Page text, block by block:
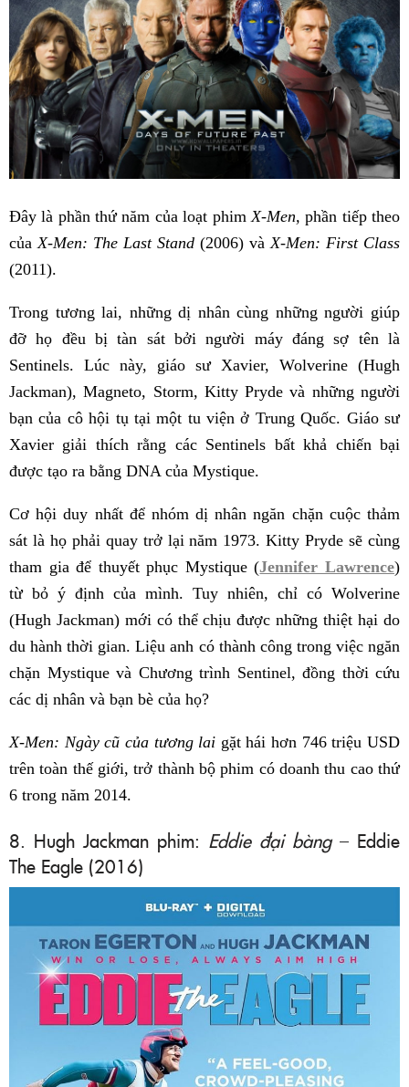
Đây là phần thứ năm của loạt phimX-Men, phần tiếp theo
củaX-Men: The Last Stand (2006) vàX-Men: First Class
(2011).
Trong tương lai, những dị nhân cùng những người giúp
đỡ họ đều bị tàn sát bởi người máy đáng sợ tên là
Sentinels. Lúc này, giáo sư Xavier, Wolverine (Hugh
Jackman), Magneto, Storm, Kitty Pryde và những người
bạn của cô hội tụ tại một tu viện ở Trung Quốc. Giáo sư
Xavier giải thích rằng các Sentinels bất khả chiến bại
được tạo ra bằng DNA của Mystique.
Cơ hội duy nhất để nhóm dị nhân ngăn chặn cuộc thảm
sát là họ phải quay trở lại năm 1973. Kitty Pryde sẽ cùng
tham gia để thuyết phục Mystique (Jennifer Lawrence)
từ bỏ ý định của mình. Tuy nhiên, chỉ có Wolverine
(Hugh Jackman) mới có thể chịu được những thiệt hại do
du hành thời gian. Liệu anh có thành công trong việc ngăn
chặn Mystique và Chương trình Sentinel, đồng thời cứu
các dị nhân và bạn bè của họ?
X-Men: Ngày cũ của tương lai gặt hái hơn 746 triệu USD
trên toàn thế giới, trở thành bộ phim có doanh thu cao thứ
6 trong năm 2014.
8. Hugh Jackman phim: Eddie đại bàng– Eddie
The Eagle (2016)